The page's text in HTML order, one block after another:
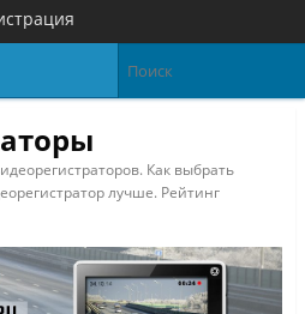
Как выбрать
лучше. Рейтинг